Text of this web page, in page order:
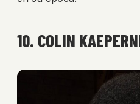
10. COLIN